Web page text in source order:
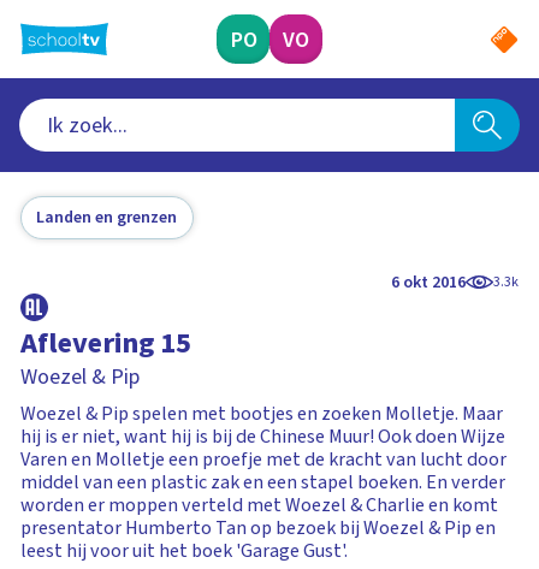
naar
hoofdinhoud
PO VO
Landen en grenzen
6 okt 2016 3.3k
Aflevering 15
Woezel & Pip
Woezel & Pip spelen met bootjes en zoeken Molletje. Maar
hij is er niet, want hij is bij de Chinese Muur! Ook doen Wijze
Varen en Molletje een proefje met de kracht van lucht door
middel van een plastic zak en een stapel boeken. En verder
worden er moppen verteld met Woezel & Charlie en komt
presentator Humberto Tan op bezoek bij Woezel & Pip en
leest hij voor uit het boek 'Garage Gust'.